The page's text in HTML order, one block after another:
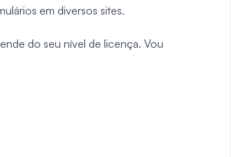
em diversos sites.
do seu nível de licença. Vou